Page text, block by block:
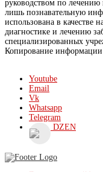
руководством по лечению
лишь познавательную
использована в качестве
диагностике и лечению
специализированных
Копирование информации
Youtube
Email
Vk
Whatsapp
Telegram
DZEN